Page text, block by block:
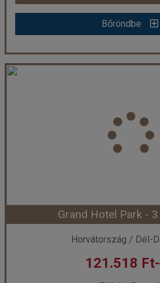
Bőröndbe
Bőröndbe
Hotel Komodor - 3
Város:
Utazás módja:
Ellátás:
Reggeli
Szálláskategória:
Időpont: 2027-03-
már 119.258
Grand Hotel Park -
Horvátország / Dél-
121.518